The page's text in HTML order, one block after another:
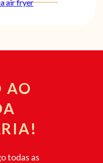
air fryer
AO
todas as